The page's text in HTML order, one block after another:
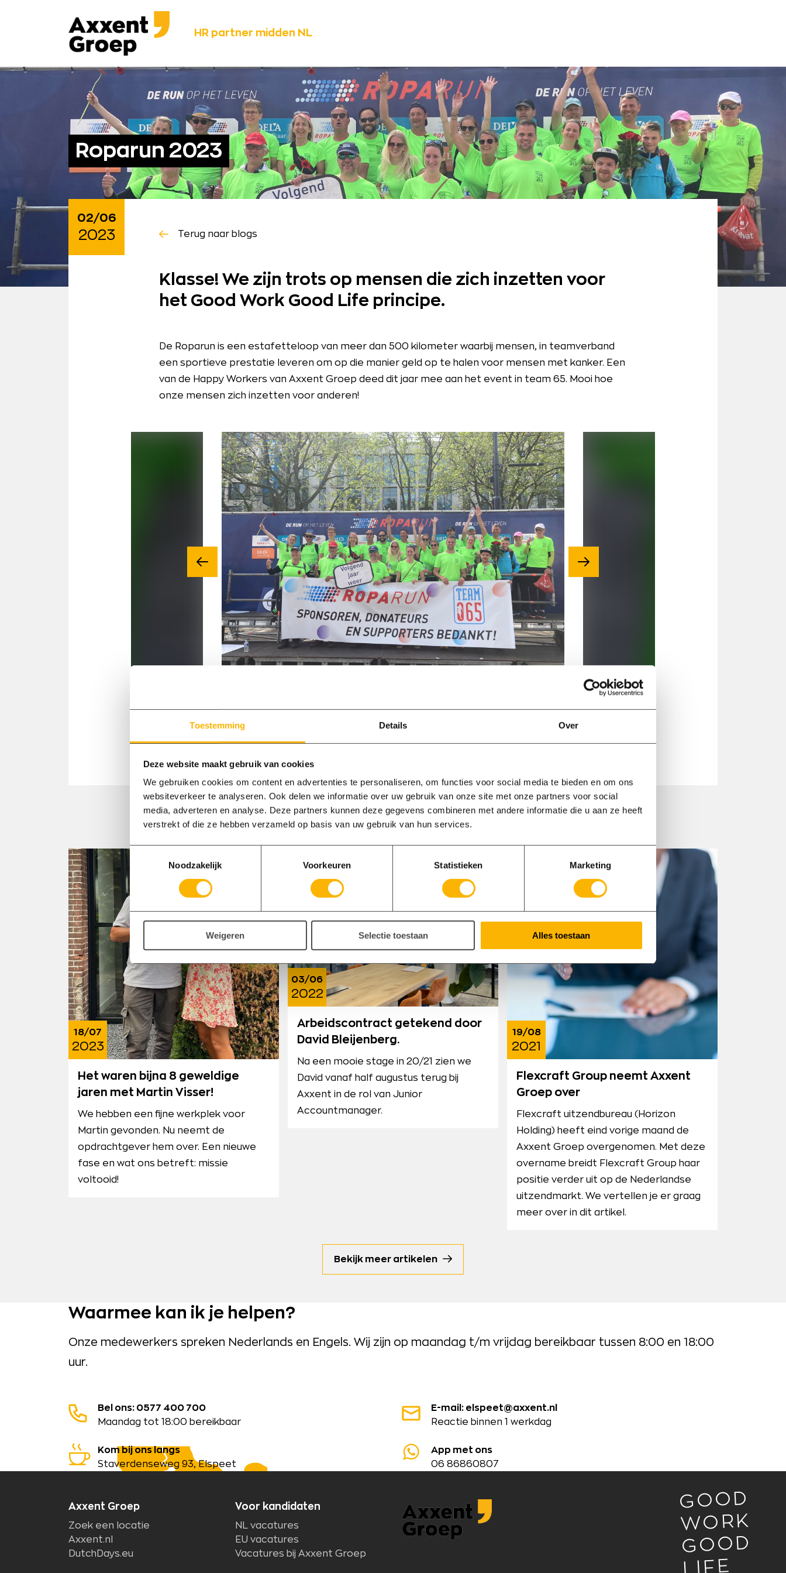
Toestemming Details Over
Deze website maakt gebruik van cookies
We gebruiken cookies om content en advertenties te personaliseren, om functies voor social media te bieden en om ons
websiteverkeer te analyseren. Ook delen we informatie over uw gebruik van onze site met onze partners voor social
media, adverteren en analyse. Deze partners kunnen deze gegevens combineren met andere informatie die u aan ze heeft
verstrekt of die ze hebben verzameld op basis van uw gebruik van hun services.
Toestemmingsselectie
Noodzakelijk
Voorkeuren Statistieken Marketing
Weigeren Selectie toestaan Alles toestaan
Axxent
Groep
HR partner midden NL
Roparun 2023
02/06
2023 Terug naar blogs
Klasse! We zijn trots op mensen die zich inzetten voor
het Good Work Good Life principe.
De Roparun is een estafetteloop van meer dan 500 kilometer waarbij mensen, in teamverband
een sportieve prestatie leveren om op die manier geld op te halen voor mensen met kanker. Een
van de Happy Workers van Axxent Groep deed dit jaar mee aan het event in team 65. Mooi hoe
onze mensen zich inzetten voor anderen!
Vorige Volgende
1
DEEL ARTIKEL
mail
Lees ook
18/07
2023
Het waren bijna 8 geweldige
jaren met Martin Visser!
We hebben een fijne werkplek voor
Martin gevonden. Nu neemt de
opdrachtgever hem over. Een nieuwe
fase en wat ons betreft: missie
voltooid!
03/06
2022
Arbeidscontract getekend door
David Bleijenberg.
Na een mooie stage in 20/21 zien we
David vanaf half augustus terug bij
Axxent in de rol van Junior
Accountmanager.
19/08
2021
Flexcraft Group neemt Axxent
Groep over
Flexcraft uitzendbureau (Horizon
Holding) heeft eind vorige maand de
Axxent Groep overgenomen. Met deze
overname breidt Flexcraft Group haar
positie verder uit op de Nederlandse
uitzendmarkt. We vertellen je er graag
meer over in dit artikel.
Bekijk meer artikelen
Waarmee kan ik je helpen?
Onze medewerkers spreken Nederlands en Engels. Wij zijn op maandag t/m vrijdag bereikbaar tussen 8:00 en 18:00
uur.
Bel ons: 0577 400 700
Maandag tot 18:00 bereikbaar
E-mail: elspeet@axxent.nl
Reactie binnen 1 werkdag
Kom bij ons langs
Staverdenseweg 93, Elspeet
App met ons
06 86860807
Axxent Groep
Zoek een locatie
Axxent.nl
DutchDays.eu
Voor kandidaten
NL vacatures
EU vacatures
Vacatures bij Axxent Groep